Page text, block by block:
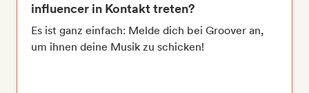
influencer in Kontakt treten?
Es ist ganz einfach: Melde dich bei Groover an,
um ihnen deine Musik zu schicken!